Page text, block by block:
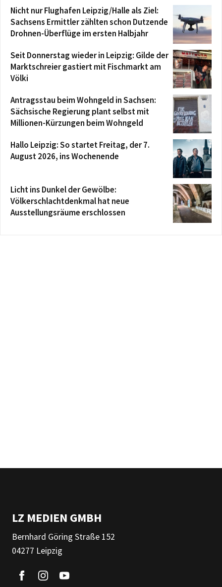
Nicht nur Flughafen Leipzig/Halle als Ziel:
Sachsens Ermittler zählten schon Dutzende
Drohnen-Überflüge im ersten Halbjahr
Seit Donnerstag wieder in Leipzig: Gilde der
Marktschreier gastiert mit Fischmarkt am
Völki
Antragsstau beim Wohngeld in Sachsen:
Sächsische Regierung plant selbst mit
Millionen-Kürzungen beim Wohngeld
Hallo Leipzig: So startet Freitag, der 7.
August 2026, ins Wochenende
Licht ins Dunkel der Gewölbe:
Völkerschlachtdenkmal hat neue
Ausstellungsräume erschlossen
LZ MEDIEN GMBH
Bernhard Göring Straße 152
04277 Leipzig